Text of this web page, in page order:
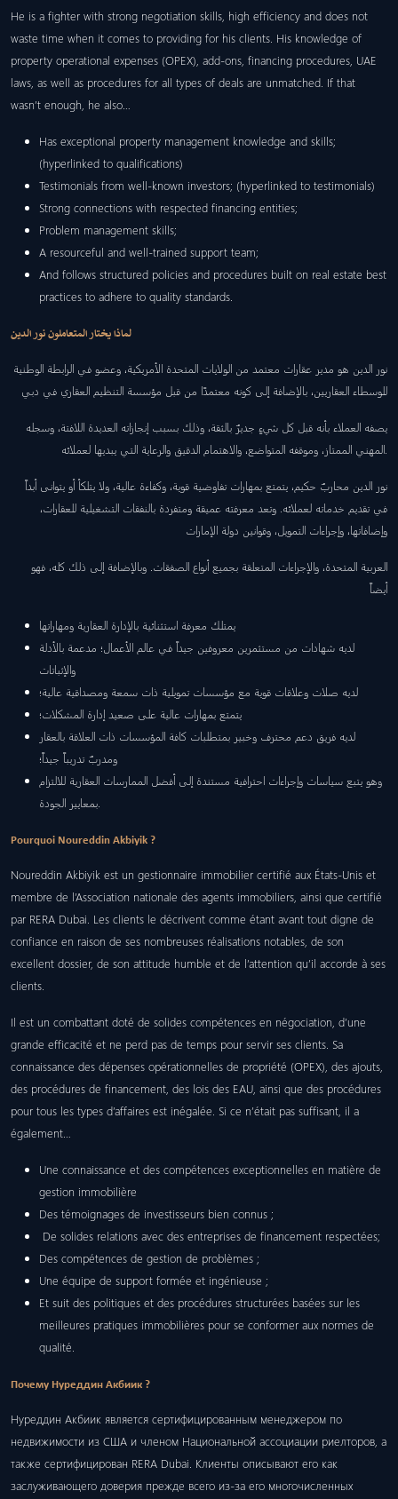
He is a fighter with strong negotiation skills, high efficiency and does not
waste time when it comes to providing for his clients. His knowledge of
property operational expenses (OPEX), add-ons, financing procedures, UAE
laws, as well as procedures for all types of deals are unmatched. If that
wasn’t enough, he also…
Has exceptional property management knowledge and skills;
(hyperlinked to qualifications)
Testimonials from well-known investors; (hyperlinked to testimonials)
Strong connections with respected financing entities;
Problem management skills;
A resourceful and well-trained support team;
And follows structured policies and procedures built on real estate best
practices to adhere to quality standards.
لماذا يختار المتعاملون نور الدين
نور الدين هو مدير عقارات معتمد من الولايات المتحدة الأمريكية، وعضو في الرابطة الوطنية
للوسطاء العقاريين، بالإضافة إلى كونه معتمدًا من قبل مؤسسة التنظيم العقاري في دبي
يصفه العملاء بأنه قبل كل شيءٍ جديرٌ بالثقة، وذلك بسبب إنجازاته العديدة اللافتة، وسجله
المهني الممتاز، وموقفه المتواضع، والاهتمام الدقيق والرعاية التي يبديها لعملائه.
نور الدين محاربٌ حكيم، يتمتع بمهارات تفاوضية قوية، وكفاءة عالية، ولا يتلكأ أو يتوانى أبداً
في تقديم خدماته لعملائه. وتعد معرفته عميقة ومتفردة بالنفقات التشغيلية للعقارات،
وإضافاتها، وإجراءات التمويل، وقوانين دولة الإمارات
العربية المتحدة، والإجراءات المتعلقة بجميع أنواع الصفقات. وبالإضافة إلى ذلك كله، فهو
أيضاً
يمتلك معرفة استثنائية بالإدارة العقارية ومهاراتها
لديه شهادات من مستثمرين معروفين جيداً في عالم الأعمال؛ مدعمة بالأدلة
والإثباتات
لديه صلات وعلاقات قوية مع مؤسسات تمويلية ذات سمعة ومصداقية عالية؛
يتمتع بمهارات عالية على صعيد إدارة المشكلات؛
لديه فريق دعم محترف وخبير بمتطلبات كافة المؤسسات ذات العلاقة بالعقار
ومدربٌ تدريباً جيداً؛
وهو يتبع سياسات وإجراءات احترافية مستندة إلى أفضل الممارسات العقارية للالتزام
بمعايير الجودة.
Pourquoi Noureddin Akbiyik ?
Noureddin Akbiyik est un gestionnaire immobilier certifié aux États-Unis et
membre de l’Association nationale des agents immobiliers, ainsi que certifié
par RERA Dubai. Les clients le décrivent comme étant avant tout digne de
confiance en raison de ses nombreuses réalisations notables, de son
excellent dossier, de son attitude humble et de l’attention qu’il accorde à ses
clients.
Il est un combattant doté de solides compétences en négociation, d’une
grande efficacité et ne perd pas de temps pour servir ses clients. Sa
connaissance des dépenses opérationnelles de propriété (OPEX), des ajouts,
des procédures de financement, des lois des EAU, ainsi que des procédures
pour tous les types d’affaires est inégalée. Si ce n’était pas suffisant, il a
également…
Une connaissance et des compétences exceptionnelles en matière de
gestion immobilière
Des témoignages de investisseurs bien connus ;
De solides relations avec des entreprises de financement respectées;
Des compétences de gestion de problèmes ;
Une équipe de support formée et ingénieuse ;
Et suit des politiques et des procédures structurées basées sur les
meilleures pratiques immobilières pour se conformer aux normes de
qualité.
Почему Нуреддин Акбиик ?
Нуреддин Акбиик является сертифицированным менеджером по
недвижимости из США и членом Национальной ассоциации риелторов, а
также сертифицирован RERA Dubai. Клиенты описывают его как
заслуживающего доверия прежде всего из-за его многочисленных